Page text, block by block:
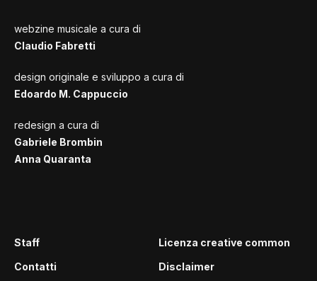
webzine musicale a cura di
Claudio Fabretti
design originale e sviluppo a cura di
Edoardo M. Cappuccio
redesign a cura di
Gabriele Brombin
Anna Quaranta
Staff
Contatti
Licenza creative common
Disclaimer